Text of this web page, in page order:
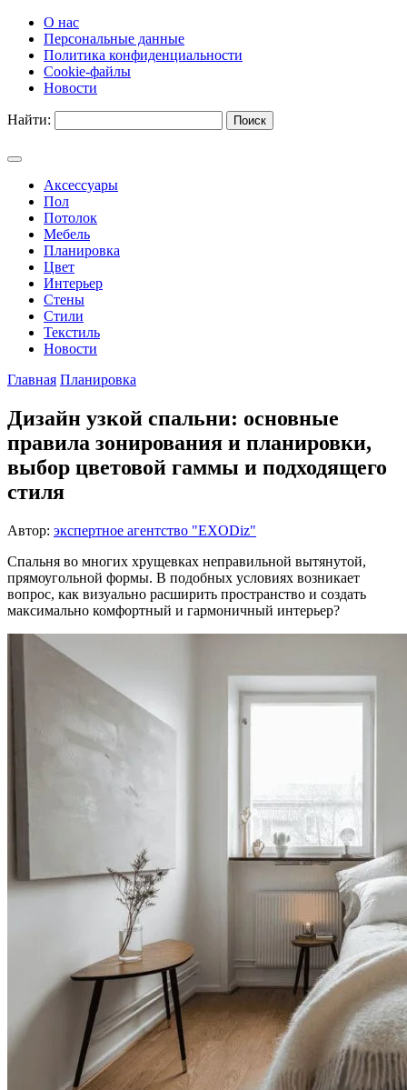
О нас
Персональные данные
Политика конфиденциальности
Cookie-файлы
Новости
Найти:
Аксессуары
Пол
Потолок
Мебель
Планировка
Цвет
Интерьер
Стены
Стили
Текстиль
Новости
Главная Планировка
Дизайн узкой спальни: основные
правила зонирования и планировки,
выбор цветовой гаммы и подходящего
стиля
Автор: экспертное агентство "EXODiz"
Спальня во многих хрущевках неправильной вытянутой,
прямоугольной формы. В подобных условиях возникает
вопрос, как визуально расширить пространство и создать
максимально комфортный и гармоничный интерьер?